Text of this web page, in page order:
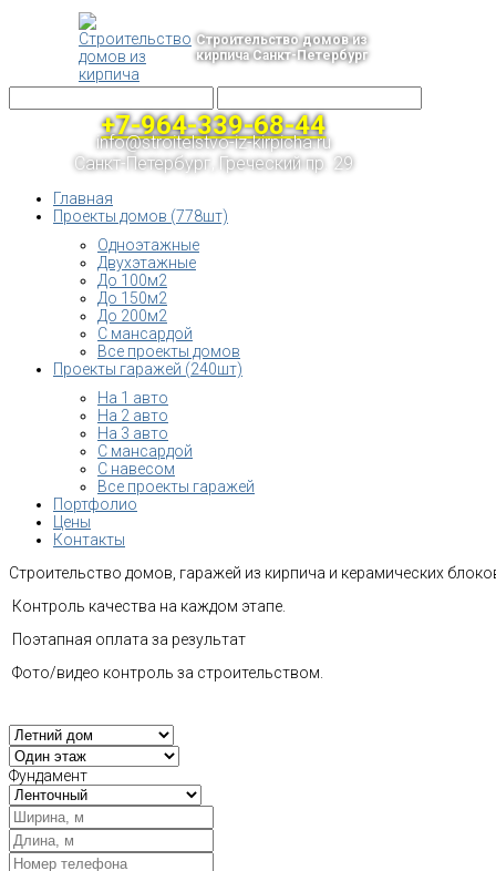
Строительство домов из
кирпича Санкт-Петербург
+7-964-339-68-44
info@stroitelstvo-iz-kirpicha.ru
Санкт-Петербург, Греческий пр. 29
Главная
Проекты домов (778шт)
Одноэтажные
Двухэтажные
До 100м2
До 150м2
До 200м2
С мансардой
Все проекты домов
Проекты гаражей (240шт)
На 1 авто
На 2 авто
На 3 авто
С мансардой
С навесом
Все проекты гаражей
Портфолио
Цены
Контакты
Строительство домов, гаражей из кирпича и керамических
Контроль качества на каждом этапе.
Поэтапная оплата за результат
Фото/видео контроль за строительством.
Фундамент